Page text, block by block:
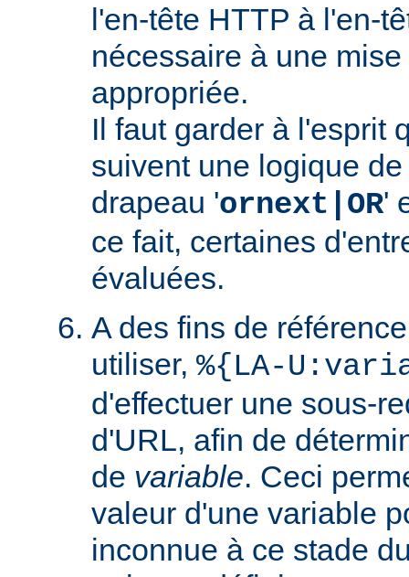
l'en-tête HTTP à l'en-
nécessaire à une
appropriée.
Il faut garder à l'esprit
suivent une logique
drapeau 'ornext|OR'
ce fait, certaines
évaluées.
A des fins de
utiliser, %{LA-
d'effectuer une sous-
d'URL, afin de
de variable. Ceci
valeur d'une variable
inconnue à ce stade